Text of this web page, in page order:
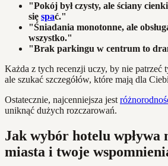
"Pokój był czysty, ale ściany
się spać."
"Śniadania monotonne, ale
wszystko."
"Brak parkingu w centrum to
Każda z tych recenzji uczy, by nie patrzeć
ale szukać szczegółów, które mają dla
Ostatecznie, najcenniejsza jest
uniknąć dużych rozczarowań.
Jak wybór hotelu wpływa
miasta i twoje